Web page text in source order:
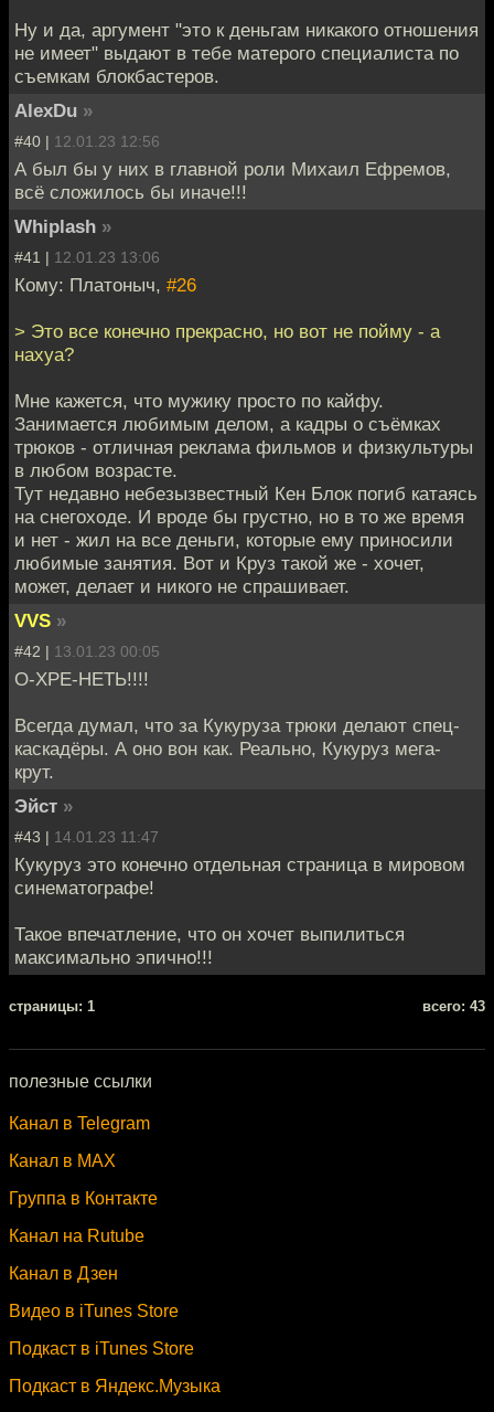
Ну и да, аргумент "это к деньгам никакого отношения
не имеет" выдают в тебе матерого специалиста по
съемкам блокбастеров.
AlexDu »
#40 | 12.01.23 12:56
А был бы у них в главной роли Михаил Ефремов,
всё сложилось бы иначе!!!
Whiplash »
#41 | 12.01.23 13:06
Кому: Платоныч, #26
> Это все конечно прекрасно, но вот не пойму - а
нахуа?
Мне кажется, что мужику просто по кайфу.
Занимается любимым делом, а кадры о съёмках
трюков - отличная реклама фильмов и физкультуры
в любом возрасте.
Тут недавно небезызвестный Кен Блок погиб катаясь
на снегоходе. И вроде бы грустно, но в то же время
и нет - жил на все деньги, которые ему приносили
любимые занятия. Вот и Круз такой же - хочет,
может, делает и никого не спрашивает.
VVS »
#42 | 13.01.23 00:05
О-ХРЕ-НЕТЬ!!!!
Всегда думал, что за Кукуруза трюки делают спец-
каскадёры. А оно вон как. Реально, Кукуруз мега-
крут.
Эйст »
#43 | 14.01.23 11:47
Кукуруз это конечно отдельная страница в мировом
синематографе!
Такое впечатление, что он хочет выпилиться
максимально эпично!!!
cтраницы: 1 всего: 43
полезные ссылки
Канал в Telegram
Канал в MAX
Группа в Контакте
Канал на Rutube
Канал в Дзен
Видео в iTunes Store
Подкаст в iTunes Store
Подкаст в Яндекс.Музыка